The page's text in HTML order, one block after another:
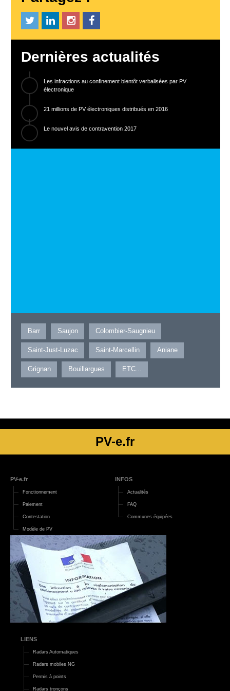
Dernières actualités
Les infractions au confinement bientôt verbalisées par PV
électronique
21 millions de PV électroniques distribués en 2016
Le nouvel avis de contravention 2017
Barr Saujon Colombier-Saugnieu
Saint-Just-Luzac Saint-Marcellin Aniane
Grignan Bouillargues ETC...
PV-e.fr
PV-e.fr
Fonctionnement
Paiement
Contestation
Modèle de PV
INFOS
Actualités
FAQ
Communes équipées
LIENS
Radars Automatiques
Radars mobiles NG
Permis à points
Radars tronçons